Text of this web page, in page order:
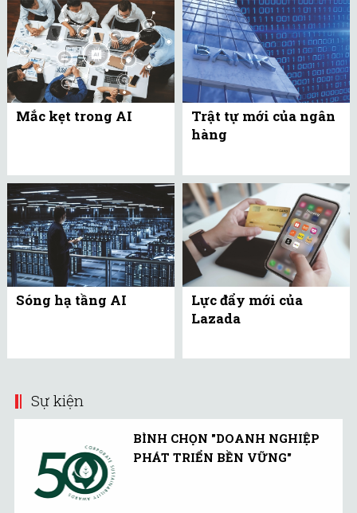
Mắc kẹt trong AI
Trật tự mới của ngân
hàng
Sóng hạ tầng AI
Lực đẩy mới của
Lazada
Sự kiện
BÌNH CHỌN "DOANH NGHIỆP
PHÁT TRIỂN BỀN VỮNG"